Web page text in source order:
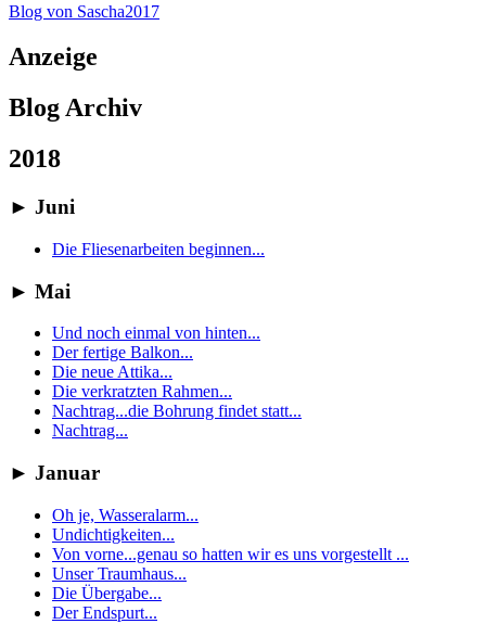
Blog von Sascha2017
Anzeige
Blog Archiv
2018
► Juni
Die Fliesenarbeiten beginnen...
► Mai
Und noch einmal von hinten...
Der fertige Balkon...
Die neue Attika...
Die verkratzten Rahmen...
Nachtrag...die Bohrung findet statt...
Nachtrag...
► Januar
Oh je, Wasseralarm...
Undichtigkeiten...
Von vorne...genau so hatten wir es uns vorgestellt ...
Unser Traumhaus...
Die Übergabe...
Der Endspurt...